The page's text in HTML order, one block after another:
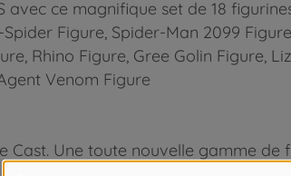
avec ce magnifique set de 18
Figure, Spider-Man 2099
Rhino Figure, Gree Golin Figure,
Venom Figure
Cast. Une toute nouvelle gamme de